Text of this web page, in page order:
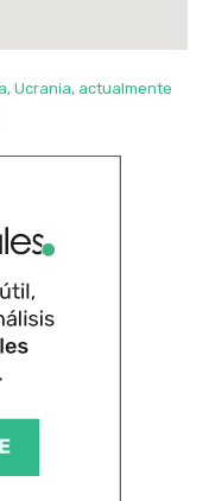
Ucrania, actualmente